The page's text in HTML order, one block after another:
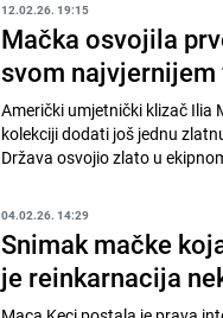
12.02.26. 19:15
Mačka osvojila
svom najvjernijem
Američki umjetnički klizač Ilia
kolekciji dodati još jednu
Država osvojio zlato u
04.02.26. 14:29
Snimak mačke
je reinkarnacija